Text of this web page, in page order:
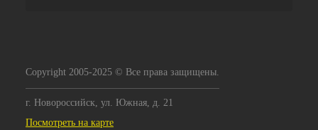
Copyright 2005-2025 © Все права защищены.
г. Новороссийск, ул. Южная, д. 21
Посмотреть на карте